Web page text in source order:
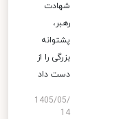
شهادت
رهبر،
پشتوانه
بزرگی را از
دست داد
1405/05/
14